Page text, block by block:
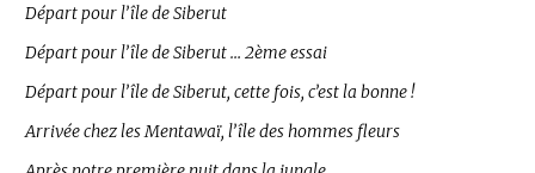
Départ pour l’île de Siberut
Départ pour l’île de Siberut … 2ème essai
Départ pour l’île de Siberut, cette fois, c’est la bonne !
Arrivée chez les Mentawaï, l’île des hommes fleurs